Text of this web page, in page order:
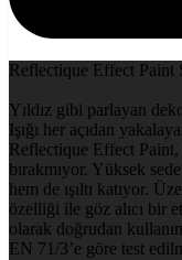
Reflectique Effect Paint
Yıldız gibi parlayan
Işığı her açıdan
Reflectique Effect Paint,
bırakmıyor. Yüksek
hem de ışıltı katıyor.
özelliği ile göz alıcı bir
olarak doğrudan
EN 71/3’e göre test